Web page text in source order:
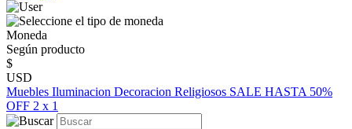
Moneda
Según producto
$
USD
Muebles Iluminacion Decoracion Religiosos SALE HASTA 50%
OFF 2 x 1